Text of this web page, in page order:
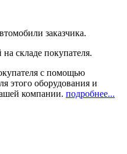
заказчика.
складе покупателя.
с помощью
этого оборудования и
компании. подробнее...